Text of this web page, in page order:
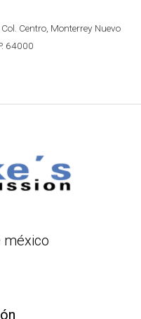
Centro, Monterrey Nuevo
64000
méxico